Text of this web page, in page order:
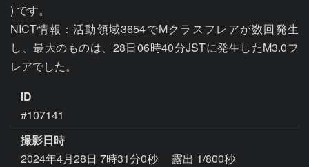
) です。
NICT情報：活動領域3654でMクラスフレアが数回発生
し、最大のものは、28日06時40分JSTに発生したM3.0フ
レアでした。
ID
#107141
撮影日時
2024年4月28日 7時31分0秒
露出 1/800秒